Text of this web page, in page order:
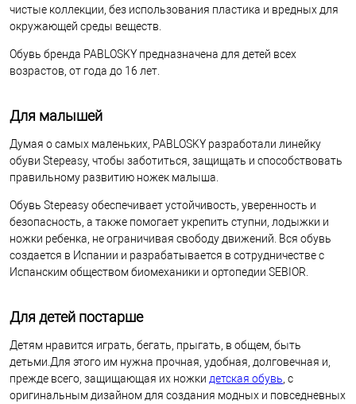
чистые коллекции, без использования пластика и вредных для
окружающей среды веществ.
Обувь бренда PABLOSKY предназначена для детей всех
возрастов, от года до 16 лет.
Для малышей
Думая о самых маленьких, PABLOSKY разработали линейку
обуви Stepeasy, чтобы заботиться, защищать и способствовать
правильному развитию ножек малыша.
Обувь Stepeasy обеспечивает устойчивость, уверенность и
безопасность, а также помогает укрепить ступни, лодыжки и
ножки ребенка, не ограничивая свободу движений. Вся обувь
создается в Испании и разрабатывается в сотрудничестве с
Испанским обществом биомеханики и ортопедии SEBIOR.
Для детей постарше
Детям нравится играть, бегать, прыгать, в общем, быть
детьми.Для этого им нужна прочная, удобная, долговечная и,
прежде всего, защищающая их ножки детская обувь , с
оригинальным дизайном для создания модных и повседневных